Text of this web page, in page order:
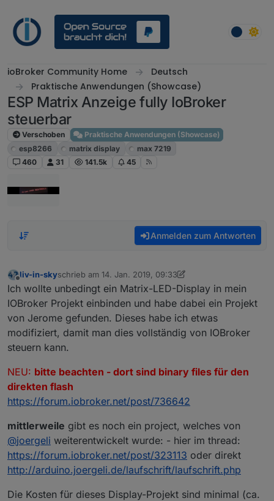
ioBroker Community Home
Deutsch
Praktische Anwendungen (Showcase)
ESP Matrix Anzeige fully IoBroker
steuerbar
Verschoben
Praktische Anwendungen (Showcase)
esp8266
matrix display
max 7219
460
31 141.5k 45
Anmelden zum Antworten
Offline
liv-in-skyschrieb am 14. Jan. 2019, 09:33
zuletzt editiert von liv-in-sky1. Aug. 2022, 14:27
Ich wollte unbedingt ein Matrix-LED-Display in mein
IOBroker Projekt einbinden und habe dabei ein Projekt
von Jerome gefunden. Dieses habe ich etwas
modifiziert, damit man dies vollständig von IOBroker
steuern kann.
NEU: bitte beachten - dort sind binary files für den
direkten flash
https://forum.iobroker.net/post/736642
mittlerweile gibt es noch ein project, welches von
@joergeli weiterentwickelt wurde: - hier im thread:
https://forum.iobroker.net/post/323113 oder direkt
http://arduino.joergeli.de/laufschrift/laufschrift.php
Die Kosten für dieses Display-Projekt sind minimal (ca.